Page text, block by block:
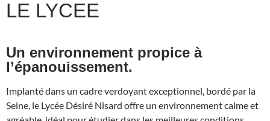
LE LYCEE
Un environnement propice à
l’épanouissement.
Implanté dans un cadre verdoyant exceptionnel, bordé par la
Seine, le Lycée Désiré Nisard offre un environnement calme et